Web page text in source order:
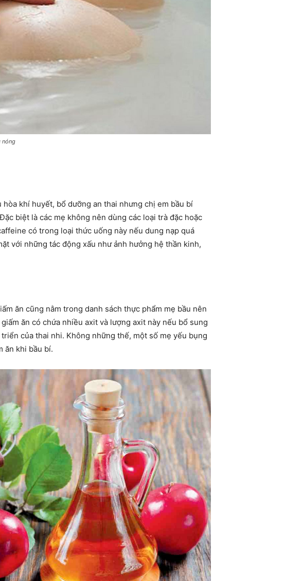
bé
nóng
khí huyết, bổ dưỡng an thai nhưng chị em bầu bí
biệt là các mẹ không nên dùng các loại trà đặc hoặc
có trong loại thức uống này nếu dung nạp quá
với những tác động xấu như ảnh hưởng hệ thần kinh,
ăn cũng nằm trong danh sách thực phẩm mẹ bầu nên
ăn có chứa nhiều axit và lượng axit này nếu bổ sung
của thai nhi. Không những thế, một số mẹ yếu bụng
ăn khi bầu bí.